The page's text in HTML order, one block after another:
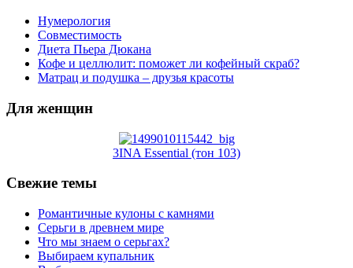
Нумерология
Совместимость
Диета Пьера Дюкана
Кофе и целлюлит: поможет ли кофейный скраб?
Матрац и подушка – друзья красоты
Для женщин
3INA Essential (тон 103)
Свежие темы
Романтичные кулоны с камнями
Серьги в древнем мире
Что мы знаем о серьгах?
Выбираем купальник